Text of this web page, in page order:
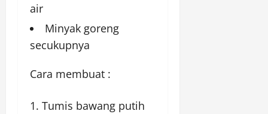
air
Minyak goreng
secukupnya
Cara membuat :
Tumis bawang putih